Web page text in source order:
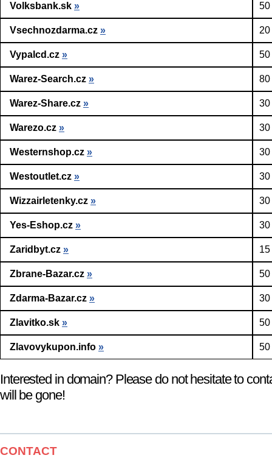
Volksbank.sk » 50
Vsechnozdarma.cz »
Vypalcd.cz » 50
Warez-Search.cz » 80
Warez-Share.cz » 30
Warezo.cz » 30
Westernshop.cz » 30
Westoutlet.cz » 30
Wizzairletenky.cz » 30
Yes-Eshop.cz » 30
Zaridbyt.cz »
Zbrane-Bazar.cz » 50
Zdarma-Bazar.cz » 30
Zlavitko.sk » 50
Zlavovykupon.info » 50
Interested in domain? Please do not hesitate to
will be gone!
CONTACT